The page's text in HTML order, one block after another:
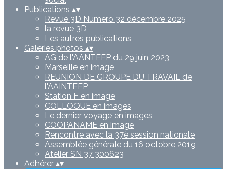
Publications ▴▾
Revue 3D Numero 32 décembre 2025
la revue 3D
Les autres publications
Galeries photos ▴▾
AG de l'AANTEFP du 29 juin 2023
Marseille en image
REUNION DE GROUPE DU TRAVAIL de
l'AAINTEFP
Station F en image
COLLOQUE en images
Le dernier voyage en images
COOPANAME en image
Rencontre avec la 37è session nationale
Assemblée générale du 16 octobre 2019
Atelier SN 37 300623
Adhérer ▴▾